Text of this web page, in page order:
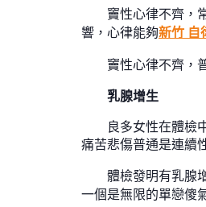
竇性心律不齊，
響，心律能夠新竹 自
竇性心律不齊，
乳腺增生
良多女性在體檢
痛苦悲傷普通是連續
體檢發明有乳腺
一個是無限的單戀傻